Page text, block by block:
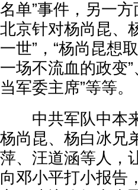
名单”事件，另一
北京针对杨尚昆、
一世”，“杨尚昆想
一场不流血的政变
当军委主席”等等。
中共军队中本来
杨尚昆、杨白冰兄
萍、汪道涵等人，
向邓小平打小报告